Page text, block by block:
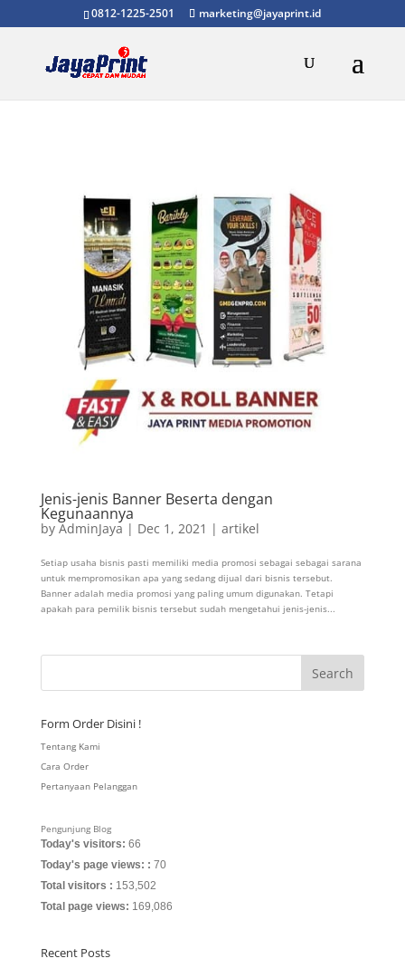
0812-1225-2501 marketing@jayaprint.id
Jenis-jenis Banner Beserta dengan
Kegunaannya
by AdminJaya | Dec 1, 2021 | artikel
Setiap usaha bisnis pasti memiliki media promosi sebagai sebagai sarana
untuk mempromosikan apa yang sedang dijual dari bisnis tersebut.
Banner adalah media promosi yang paling umum digunakan. Tetapi
apakah para pemilik bisnis tersebut sudah mengetahui jenis-jenis...
Form Order Disini !
Tentang Kami
Cara Order
Pertanyaan Pelanggan
Pengunjung Blog
Today's visitors: 66
Today's page views: : 70
Total visitors : 153,502
Total page views: 169,086
Recent Posts